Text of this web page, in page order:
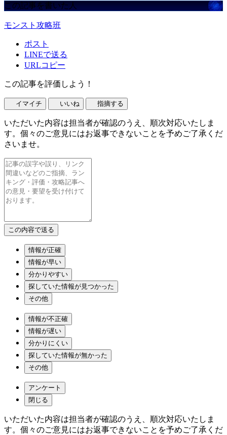
この記事を書いた人
モンスト攻略班
ポスト
LINEで送る
URLコピー
この記事を評価しよう！
イマイチ いいね 指摘する
いただいた内容は担当者が確認のうえ、順次対応いたしま
す。個々のご意見にはお返事できないことを予めご了承くだ
さいませ。
情報が正確
情報が早い
分かりやすい
探していた情報が見つかった
その他
情報が不正確
情報が遅い
分かりにくい
探していた情報が無かった
その他
アンケート
閉じる
いただいた内容は担当者が確認のうえ、順次対応いたしま
す。個々のご意見にはお返事できないことを予めご了承くだ